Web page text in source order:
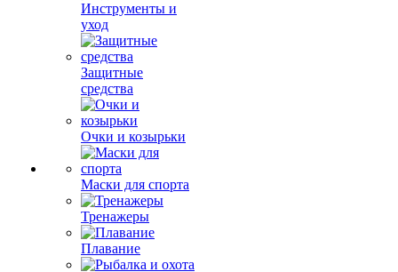
Инструменты и
уход
Защитные
средства
Очки и козырьки
Маски для спорта
Тренажеры
Плавание